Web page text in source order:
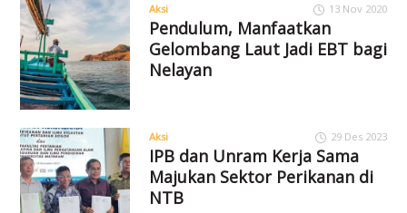
Aksi 13 Nov 2020
Pendulum, Manfaatkan
Gelombang Laut Jadi EBT bagi
Nelayan
Aksi 29 Des 2023
IPB dan Unram Kerja Sama
Majukan Sektor Perikanan di
NTB